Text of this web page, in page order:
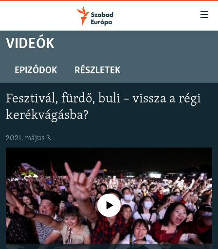
Akadálymentes
Ugrás
oldalra
tartalomjegyzékre
keresésre
AKTUÁLIS
VIDEÓK
ELEMZŐ
NER15
TÁRSADALOM
DEMOKRÁCIA
A PÉNZ NYOMÁBAN
EURÓPAI UNIÓ
VILÁG
VIDEÓK
EPIZÓDOK RÉSZLETEK
Fesztivál, fürdő, buli – vissza a régi
kerékvágásba?
2021. május 3.
Jelenleg nincs elérhető tartalom